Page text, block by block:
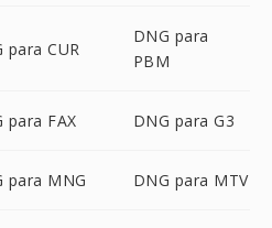
para CUR
DNG para
PBM
para FAX DNG para G3
para MNG DNG para MTV